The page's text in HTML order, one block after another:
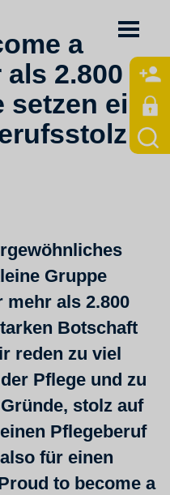
a
2.800
setzen ein
Gruppe
als 2.800
Botschaft
reden zu viel
Pflege und zu
stolz auf
Pflegeberuf
für einen
to become a